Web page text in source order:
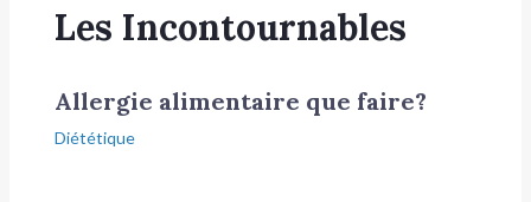
Les Incontournables
Allergie alimentaire que faire?
Diététique